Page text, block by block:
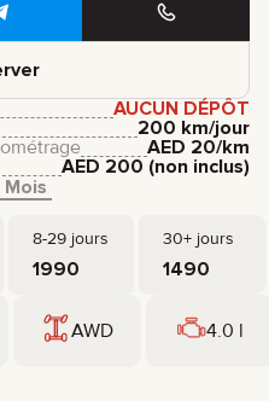
Mois
8-29 jours 30+ jours
1990 1490
AUCUN DÉPÔT
200 km/jour
AED 20/km
AED 200 (non inclus)
AWD 4.0 l